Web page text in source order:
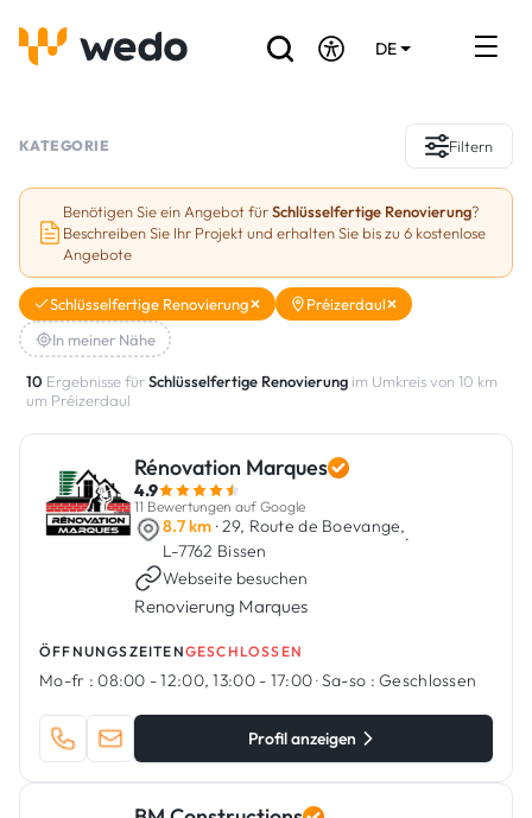
DE
Referenzen
Förderungen & Zuschüsse
Stellenbörse
Sind Sie Handwerker?
Einloggen
KATEGORIE Filtern
Benötigen Sie ein Angebot fürSchlüsselfertige Renovierung?
Beschreiben Sie Ihr Projekt und erhalten Sie bis zu 6 kostenlose
Angebote
Schlüsselfertige Renovierung
Préizerdaul
In meiner Nähe
10 Ergebnisse fürSchlüsselfertige Renovierung im Umkreis von 10 km
um Préizerdaul
Rénovation Marques
4.9
11 Bewertungen auf Google
8.7 km · 29, Route de Boevange,
L-7762 Bissen
·
Webseite besuchen
Renovierung Marques
ÖFFNUNGSZEITENGESCHLOSSEN
Mo-fr : 08:00 - 12:00, 13:00 - 17:00·Sa-so : Geschlossen
Profil anzeigen